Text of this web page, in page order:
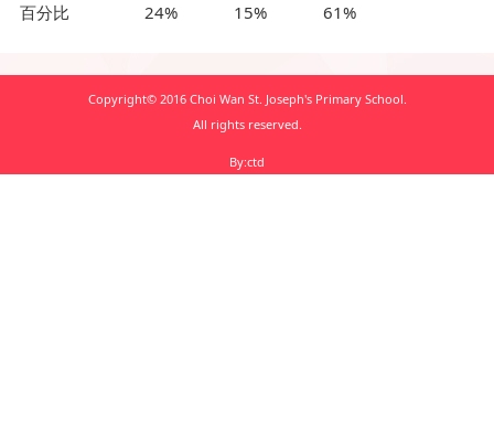
百分比
24% 15% 61%
Copyright© 2016 Choi Wan St. Joseph's Primary School.
All rights reserved.
By:ctd